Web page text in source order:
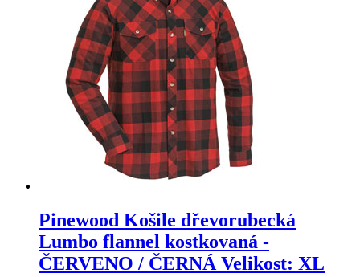
Pinewood Košile dřevorubecká
Lumbo flannel kostkovaná -
ČERVENO / ČERNÁ Velikost: XL